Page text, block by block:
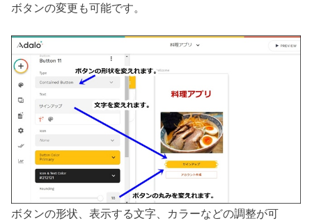
ボタンの変更も可能です。
ボタンの形状、表示する文字、カラーなどの調整が可